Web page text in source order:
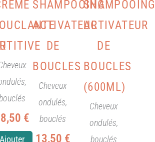
€
Ajouter
SHAMPOOING
ACTIVATEUR
DE
BOUCLES
Cheveux
ondulés,
bouclés
13,50 €
ACTIVATEUR
DE
BOUCLES
(600ML)
Cheveux
ondulés,
bouclés